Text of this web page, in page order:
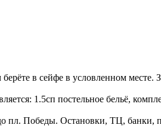
в сейфе в условленном
1.5сп постельное бельё,
пл. Победы. Остановки, ТЦ, банки,